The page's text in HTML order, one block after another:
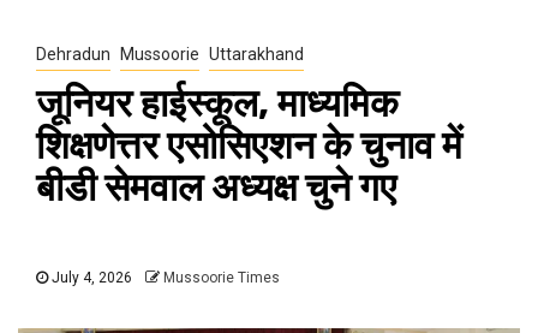
Dehradun Mussoorie Uttarakhand
जूनियर हाईस्कूल, माध्यमिक
शिक्षणेत्तर एसोसिएशन के चुनाव में
बीडी सेमवाल अध्यक्ष चुने गए
July 4, 2026 Mussoorie Times